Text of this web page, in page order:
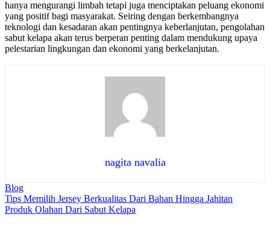
hanya mengurangi limbah tetapi juga menciptakan peluang ekonomi
yang positif bagi masyarakat. Seiring dengan berkembangnya
teknologi dan kesadaran akan pentingnya keberlanjutan, pengolahan
sabut kelapa akan terus berperan penting dalam mendukung upaya
pelestarian lingkungan dan ekonomi yang berkelanjutan.
nagita navalia
Blog
Navigasi
pos
Tips Memilih Jersey Berkualitas Dari Bahan Hingga Jahitan
Produk Olahan Dari Sabut Kelapa